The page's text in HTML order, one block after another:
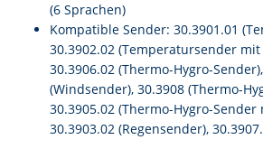
(6 Sprachen)
Kompatible Sender: 30.3901.01
30.3902.02 (Temperatursender
30.3906.02 (Thermo-Hygro-
(Windsender), 30.3908 (Thermo-
30.3905.02 (Thermo-Hygro-
30.3903.02 (Regensender),